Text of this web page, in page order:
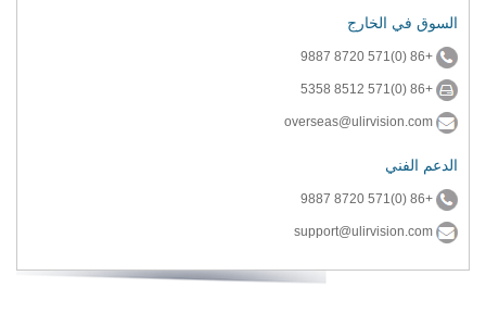
السوق في الخارج
+86 (0)571 8720 9887
+86 (0)571 8512 5358
الدعم الفني
+86 (0)571 8720 9887